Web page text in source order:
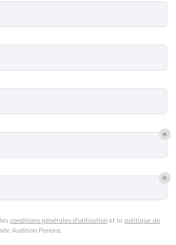
conditions générales d'utilisation et la politique de
Audition Pereira.